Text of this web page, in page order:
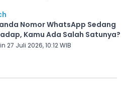
Nomor WhatsApp Sedang
Kamu Ada Salah Satunya?
27 Juli 2026, 10:12 WIB